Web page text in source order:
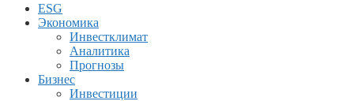
ESG
Экономика
Инвестклимат
Аналитика
Прогнозы
Бизнес
Инвестиции